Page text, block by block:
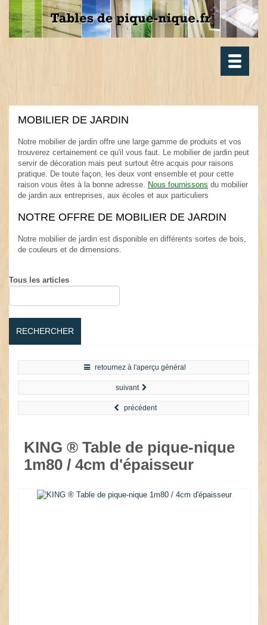
Toggle
MOBILIER DE JARDIN
Notre mobilier de jardin offre une large gamme de produits et vos
trouverez certainement ce qu'il vous faut. Le mobilier de jardin peut
servir de décoration mais peut surtout être acquis pour raisons
pratique. De toute façon, les deux vont ensemble et pour cette
raison vous êtes à la bonne adresse. Nous fournissons du mobilier
de jardin aux entreprises, aux écoles et aux particuliers
NOTRE OFFRE DE MOBILIER DE JARDIN
Notre mobilier de jardin est disponible en différents sortes de bois,
de couleurs et de dimensions.
Tous les articles
RECHERCHER
retournez à l'aperçu général
suivant
précédent
KING ® Table de pique-nique
1m80 / 4cm d'épaisseur